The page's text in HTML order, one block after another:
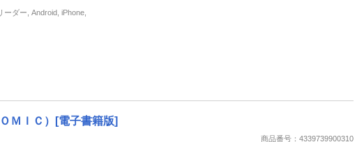
ダー, Android, iPhone,
ＭＩＣ）[電子書籍版]
商品番号：4339739900310